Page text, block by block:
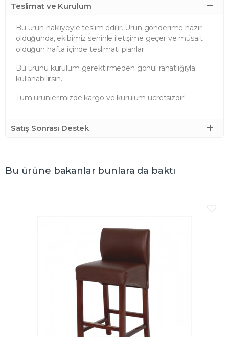
Teslimat ve Kurulum
Bu ürün nakliyeyle teslim edilir. Ürün gönderime hazır
olduğunda, ekibimiz seninle iletişime geçer ve müsait
olduğun hafta içinde teslimatı planlar.
Bu ürünü kurulum gerektirmeden gönül rahatlığıyla
kullanabilirsin.
Tüm ürünlerimizde kargo ve kurulum ücretsizdir!
Satış Sonrası Destek
Bu ürüne bakanlar bunlara da baktı